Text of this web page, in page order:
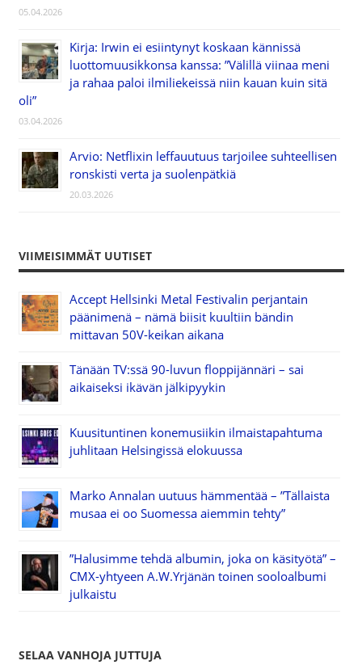
05.04.2026
Kirja: Irwin ei esiintynyt koskaan kännissä
luottomuusikkonsa kanssa: ”Välillä viinaa meni
ja rahaa paloi ilmiliekeissä niin kauan kuin sitä
oli”
03.04.2026
Arvio: Netflixin leffauutuus tarjoilee suhteellisen
ronskisti verta ja suolenpätkiä
20.03.2026
VIIMEISIMMÄT UUTISET
Accept Hellsinki Metal Festivalin perjantain
päänimenä – nämä biisit kuultiin bändin
mittavan 50V-keikan aikana
Tänään TV:ssä 90-luvun floppijännäri – sai
aikaiseksi ikävän jälkipyykin
Kuusituntinen konemusiikin ilmaistapahtuma
juhlitaan Helsingissä elokuussa
Marko Annalan uutuus hämmentää – ”Tällaista
musaa ei oo Suomessa aiemmin tehty”
”Halusimme tehdä albumin, joka on käsityötä” –
CMX-yhtyeen A.W.Yrjänän toinen sooloalbumi
julkaistu
SELAA VANHOJA JUTTUJA